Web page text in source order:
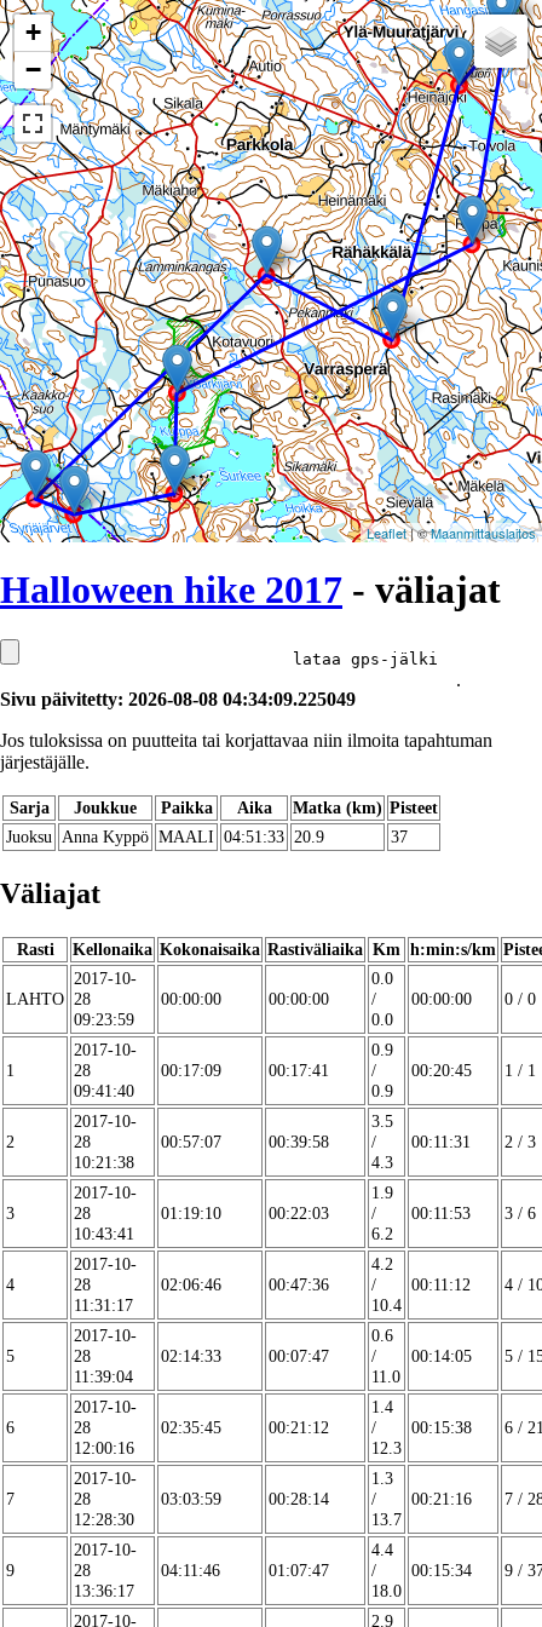
+
−
Leaflet| ©Maanmittauslaitos
Halloween hike 2017 - väliajat
lataa gps-jälki
Sivu päivitetty: 2026-08-08 04:34:09.225049
Jos tuloksissa on puutteita tai korjattavaa niin ilmoita tapahtuman
järjestäjälle.
Sarja Joukkue Paikka Aika Matka (km) Pisteet
Juoksu
Anna Kyppö MAALI 04:51:33 20.9 37
Väliajat
Rasti Kellonaika Kokonaisaika Rastiväliaika Km h:min:s/km
LAHTO
2017-10-
28
09:23:59
00:00:00 00:00:00
0.0
/
0.0
00:00:00 0 / 0
1
2017-10-
28
09:41:40
00:17:09 00:17:41
0.9
/
0.9
00:20:45 1 / 1
2
2017-10-
28
10:21:38
00:57:07 00:39:58
3.5
/
4.3
00:11:31 2 / 3
3
2017-10-
28
10:43:41
01:19:10 00:22:03
1.9
/
6.2
00:11:53 3 / 6
4
2017-10-
28
11:31:17
02:06:46 00:47:36
4.2
/
10.4
00:11:12 4 /
5
2017-10-
28
11:39:04
02:14:33 00:07:47
0.6
/
11.0
00:14:05 5 /
6
2017-10-
28
12:00:16
02:35:45 00:21:12
1.4
/
12.3
00:15:38 6 /
7
2017-10-
28
12:28:30
03:03:59 00:28:14
1.3
/
13.7
00:21:16 7 /
9
2017-10-
28
13:36:17
04:11:46 01:07:47
4.4
/
18.0
00:15:34 9 /
2017-10- 2.9